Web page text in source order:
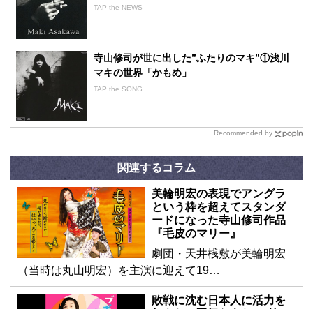
TAP the NEWS
寺山修司が世に出した”ふたりのマキ”①浅川
マキの世界「かもめ」
TAP the SONG
Recommended by
関連するコラム
美輪明宏の表現でアングラ
という枠を超えてスタンダ
ードになった寺山修司作品
『毛皮のマリー』
劇団・天井桟敷が美輪明宏
（当時は丸山明宏）を主演に迎えて19…
敗戦に沈む日本人に活力を